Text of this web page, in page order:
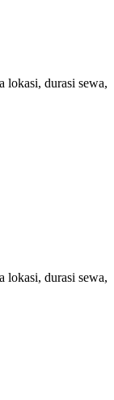
lokasi, durasi sewa,
lokasi, durasi sewa,